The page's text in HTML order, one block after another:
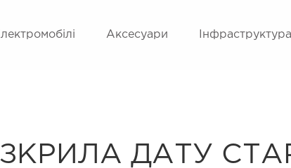
Аксесуари Інфраструктура
ДАТУ